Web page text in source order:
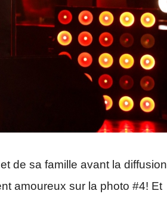
de sa famille avant la diffusion
amoureux sur la photo #4! Et